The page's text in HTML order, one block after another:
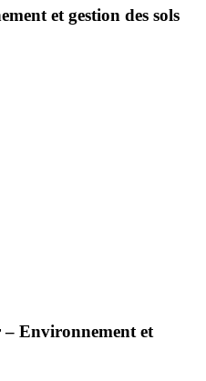
et gestion des sols
Environnement et